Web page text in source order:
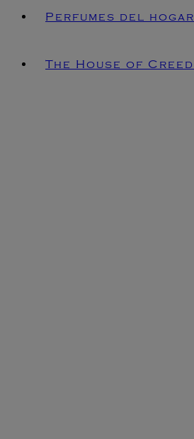
Perfumes del hogar
The House of Creed